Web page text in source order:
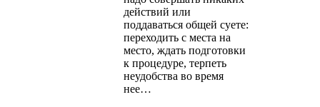
действий или
поддаваться общей суете:
переходить с места на
место, ждать подготовки
к процедуре, терпеть
неудобства во время
нее…